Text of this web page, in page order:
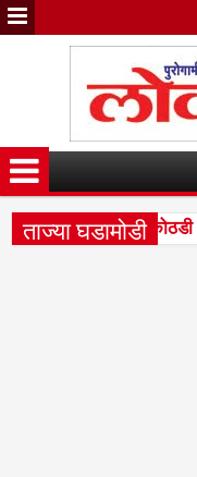
ताज्या घडामोडी
वाढीव पोलिस कोठडी